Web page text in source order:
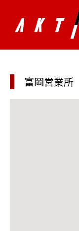
富岡営業所